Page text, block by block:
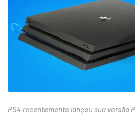
PS4 recentemente lançou sua versão